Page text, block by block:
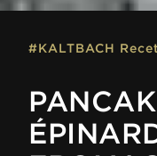
#KALTBACH